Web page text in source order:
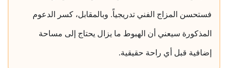
فستحسن المزاج الفني تدريجياً. وبالمقابل، كسر الدعوم
المذكورة سيعني أن الهبوط ما يزال يحتاج إلى مساحة
إضافية قبل أي راحة حقيقية.